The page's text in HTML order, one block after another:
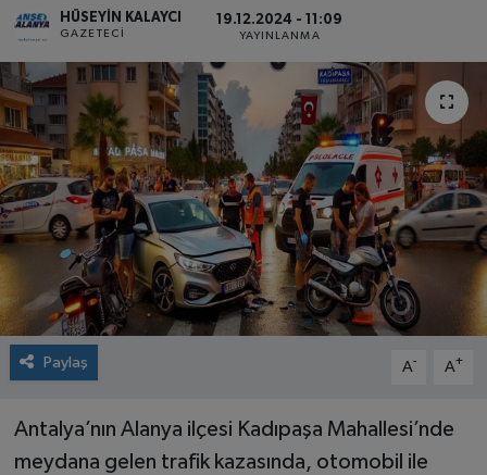
HÜSEYIN KALAYCI
GAZETECI
19.12.2024 - 11:09
YAYINLANMA
Paylaş A- A+
Antalya’nın Alanya ilçesi Kadıpaşa Mahallesi’nde
meydana gelen trafik kazasında, otomobil ile